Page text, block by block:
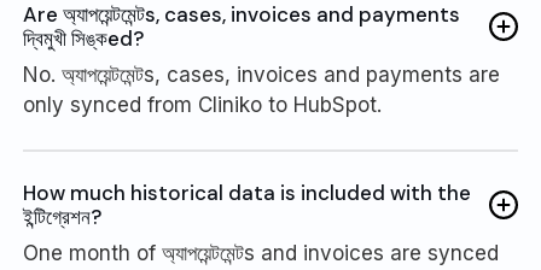
Are অ্যাপয়েন্টমেন্টs, cases, invoices and payments
দ্বিমুখী সিঙ্কed?
No. অ্যাপয়েন্টমেন্টs, cases, invoices and payments are
only synced from Cliniko to HubSpot.
How much historical data is included with the
ইন্টিগ্রেশন?
One month of অ্যাপয়েন্টমেন্টs and invoices are synced